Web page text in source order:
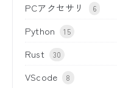
PCアクセサリ 6
Python 15
Rust 30
VScode 8